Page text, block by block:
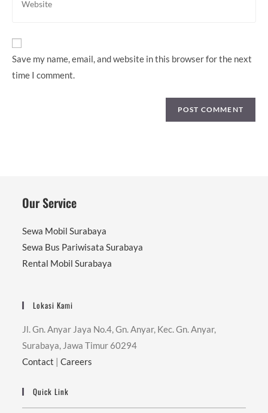
your
URL
Save my name, email, and website in this browser for the next
time I comment.
Our Service
Sewa Mobil Surabaya
Sewa Bus Pariwisata Surabaya
Rental Mobil Surabaya
Lokasi Kami
Jl. Gn. Anyar Jaya No.4, Gn. Anyar, Kec. Gn. Anyar,
Surabaya, Jawa Timur 60294
Contact |Careers
Quick Link